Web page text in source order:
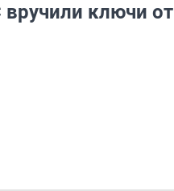
ключи от